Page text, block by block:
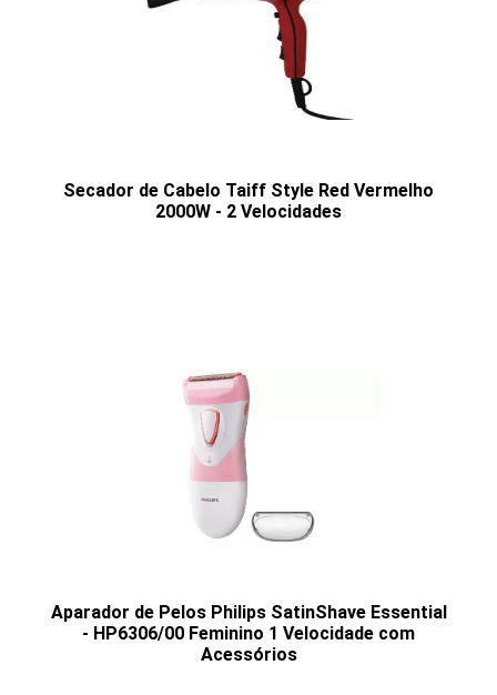
Secador de Cabelo Taiff Style Red Vermelho
2000W - 2 Velocidades
Aparador de Pelos Philips SatinShave Essential
- HP6306/00 Feminino 1 Velocidade com
Acessórios